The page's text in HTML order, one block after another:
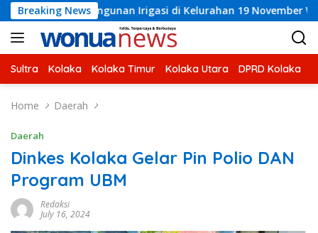
Skip
to
content
Breaking News
Irigasi di Kelurahan 19 November Wundulako
Sultra Kolaka Kolaka Timur Kolaka Utara DPRD Kolaka
Home Daerah
Daerah
Dinkes Kolaka Gelar Pin Polio DAN
Program UBM
Redaksi
July 16, 2024